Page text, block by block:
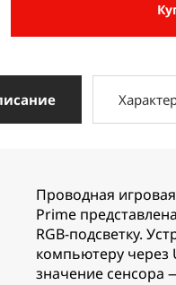
Проводная
Prime
RGB-подсветку.
компьютеру через
значение сенсора